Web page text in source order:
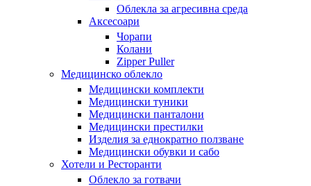
Облекла за агресивна среда
Аксесоари
Чорапи
Колани
Zipper Puller
Медицинско облекло
Медицински комплекти
Медицински туники
Медицински панталони
Медицински престилки
Изделия за еднократно ползване
Медицински обувки и сабо
Хотели и Ресторанти
Облекло за готвачи